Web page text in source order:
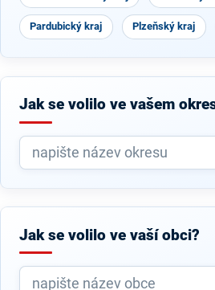
Pardubický kraj Plzeňský kraj
Jak se volilo ve vašem
Jak se volilo ve vaší obci?